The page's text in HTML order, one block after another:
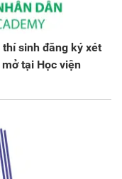
sinh đăng ký xét
tại Học viện